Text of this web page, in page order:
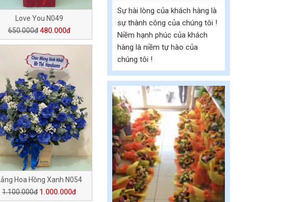
Love You N049
650.000đ 480.000đ
Lẳng Hoa Hồng Xanh N054
1.100.000đ 1.000.000đ
Sự hài lòng của khách hàng là
sự thành công của chúng tôi !
Niềm hạnh phúc của khách
hàng là niềm tự hào của
chúng tôi !